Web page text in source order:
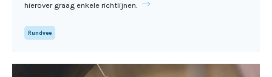
hierover graag enkele richtlijnen.
Rundvee